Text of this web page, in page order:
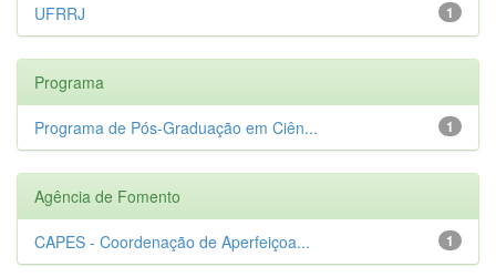
1
UFRRJ
Programa
1
Programa de Pós-Graduação em Ciên...
Agência de Fomento
1
CAPES - Coordenação de Aperfeiçoa...